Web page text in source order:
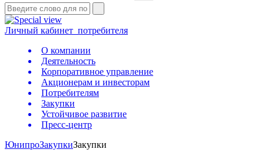
Личный кабинет потребителя
О компании
Деятельность
Корпоративное управление
Акционерам и инвесторам
Потребителям
Закупки
Устойчивое развитие
Пресс-центр
ЮнипроЗакупкиЗакупки